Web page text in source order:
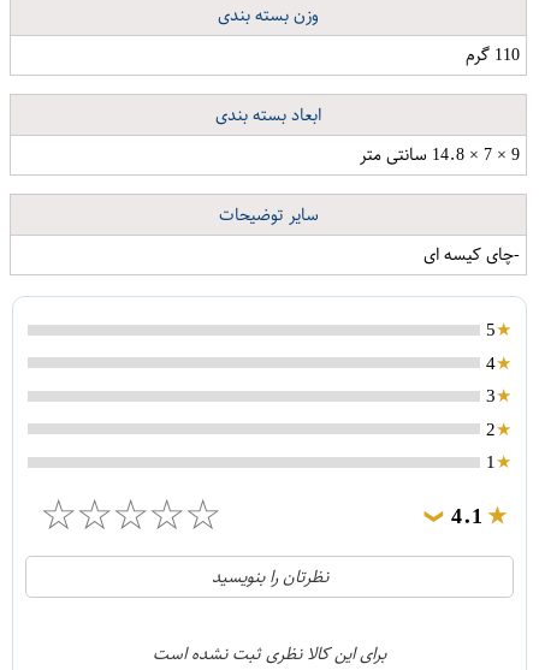
وزن بسته بندی
110 گرم
ابعاد بسته بندی
9 × 7 × 14.8 سانتی متر
سایر توضیحات
-چای کیسه ای
5
4
3
2
1
4.1
❯
☆
☆
☆
☆
☆
21
1
نظرتان را بنویسید
برای این کالا نظری ثبت نشده است